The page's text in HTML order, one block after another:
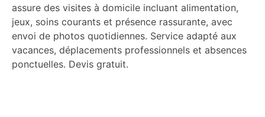
assure des visites à domicile incluant alimentation,
jeux, soins courants et présence rassurante, avec
envoi de photos quotidiennes. Service adapté aux
vacances, déplacements professionnels et absences
ponctuelles. Devis gratuit.